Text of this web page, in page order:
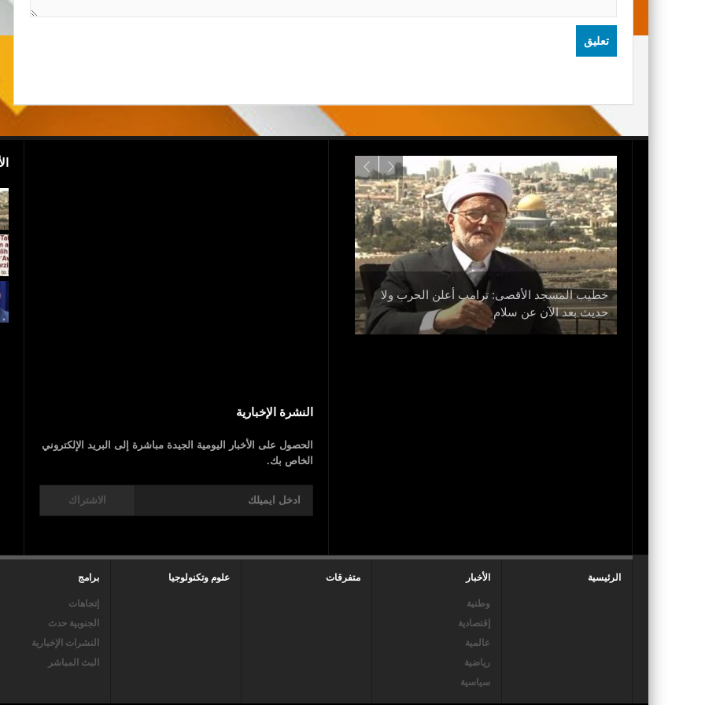
خطيب المسجد الأقصى: ترامب أعلن الحرب ولا
حديث بعد الآن عن سلام
اليمن..مقتل
النشرة الإخبارية
الحصول على الأخبار اليومية الجيدة مباشرة إلى البريد الإلكتروني
الخاص بك.
الاشتراك
الرئيسية الأخبار
وطنية
إقتصادية
عالمية
رياضية
سياسية
متفرقات علوم وتكنولوجيا برامج
إتجاهات
الجنوبية حدث
النشرات الإخبارية
البث المباشر